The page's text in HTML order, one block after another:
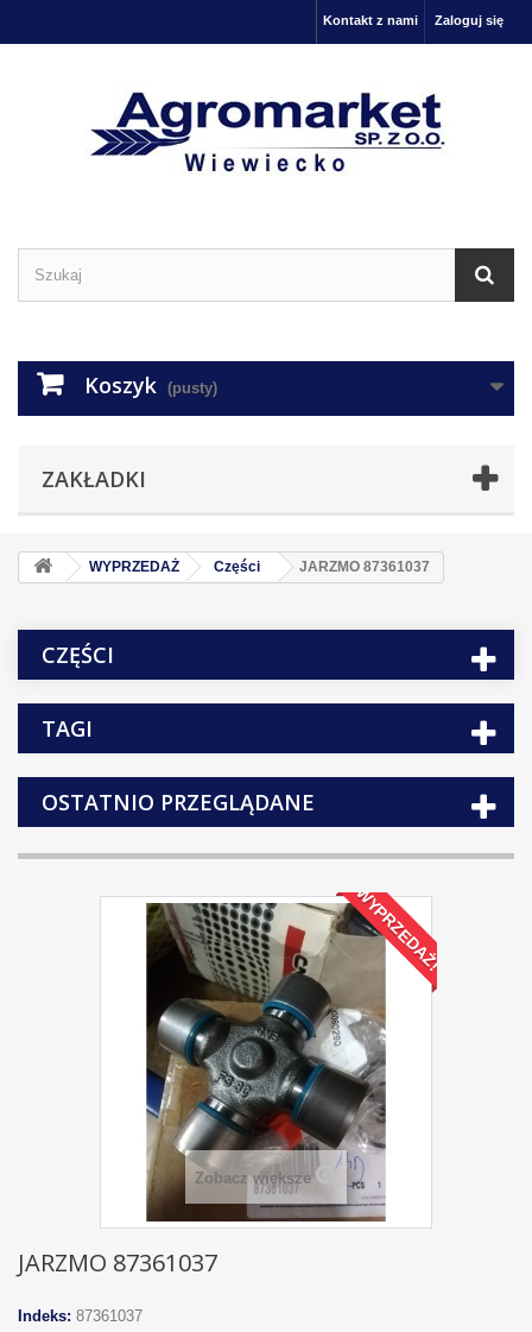
Zaloguj się
Kontakt z nami
Koszyk (pusty)
ZAKŁADKI
WYPRZEDAŻ Części JARZMO 87361037
CZĘŚCI
TAGI
OSTATNIO PRZEGLĄDANE
WYPRZEDAŻ!
Zobacz większe
JARZMO 87361037
Indeks: 87361037